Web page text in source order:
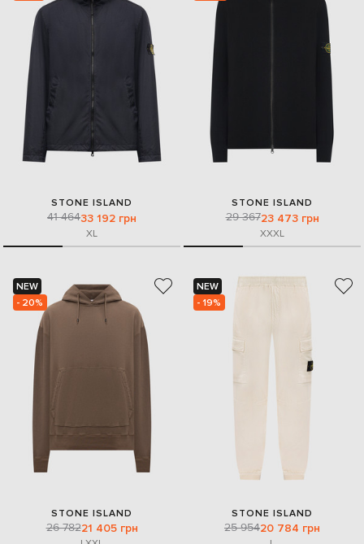
STONE ISLAND
41 46433 192 грн
XL
STONE ISLAND
29 36723 473 грн
XXXL
NEW
- 20%
STONE ISLAND
26 78221 405 грн
NEW
- 19%
STONE ISLAND
25 95420 784 грн